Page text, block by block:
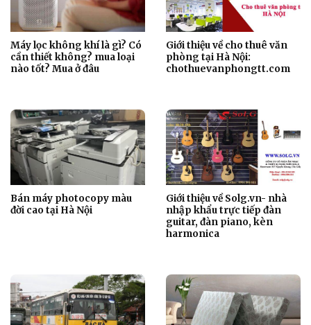
Máy lọc không khí là gì? Có
cần thiết không? mua loại
nào tốt? Mua ở đâu
Giới thiệu về cho thuê văn
phòng tại Hà Nội:
chothuevanphongtt.com
Bán máy photocopy màu
đời cao tại Hà Nội
Giới thiệu về Solg.vn- nhà
nhập khẩu trực tiếp đàn
guitar, đàn piano, kèn
harmonica